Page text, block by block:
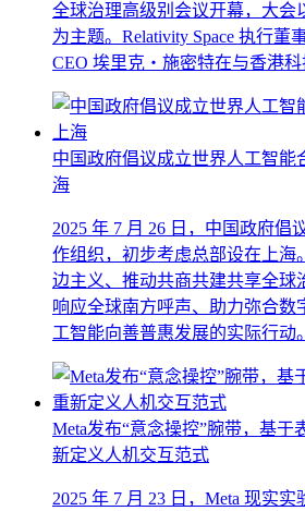
全球治理高级别会议开幕，大会
为主题。Relativity Space 执行董
CEO 埃里克・施密特在与香港科
中国政府倡议成立世界人工智能
海
2025 年 7 月 26 日，中国政府倡
作组织，初步考虑总部设在上海
边主义、推动共商共建共享全球
响应全球南方呼声、助力弥合数
工智能向善普惠发展的实际行动
Meta发布“意念操控”腕带，基于
新定义人机交互范式
2025 年 7 月 23 日，Meta 现实实